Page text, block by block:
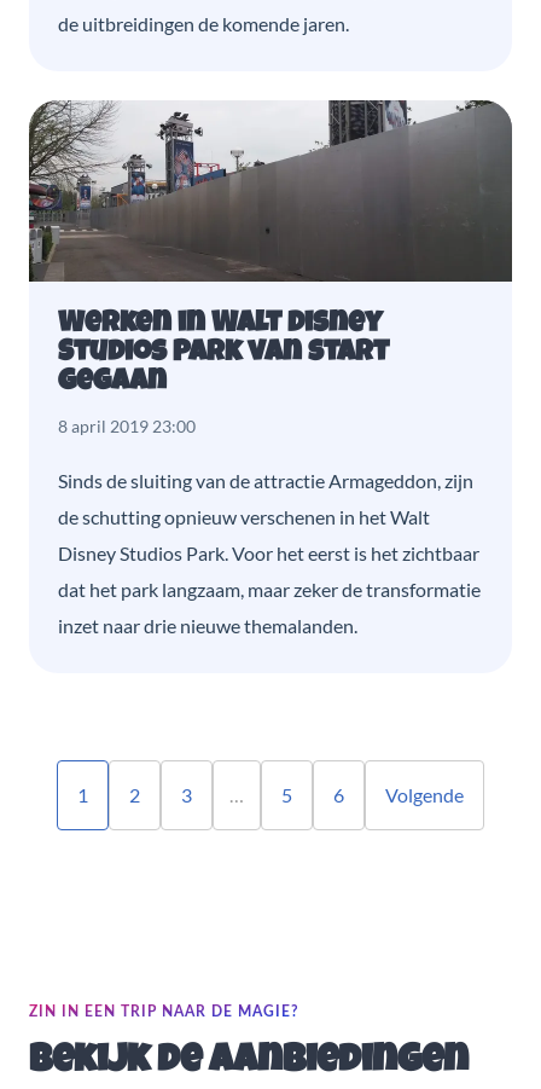
de uitbreidingen de komende jaren.
Werken in Walt Disney
Studios Park van start
gegaan
8 april 2019 23:00
Sinds de sluiting van de attractie Armageddon, zijn
de schutting opnieuw verschenen in het Walt
Disney Studios Park. Voor het eerst is het zichtbaar
dat het park langzaam, maar zeker de transformatie
inzet naar drie nieuwe themalanden.
1 2 3 … 5 6 Volgende
ZIN IN EEN TRIP NAAR DE MAGIE?
Bekijk de aanbiedingen